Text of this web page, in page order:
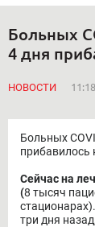
Больных
4 дня
НОВОСТИ
Больных
прибавилось
Сейчас на
(8 тысяч
три дня